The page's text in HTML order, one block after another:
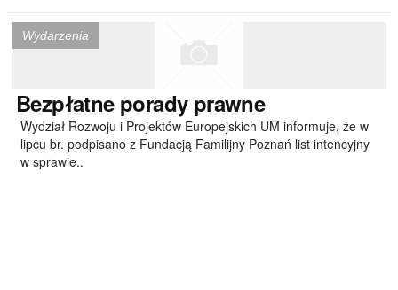
Wydarzenia
Bezpłatneporady prawne
Wydział Rozwoju i Projektów Europejskich UM informuje, że w
lipcu br. podpisano z Fundacją Familijny Poznań list intencyjny
w sprawie..